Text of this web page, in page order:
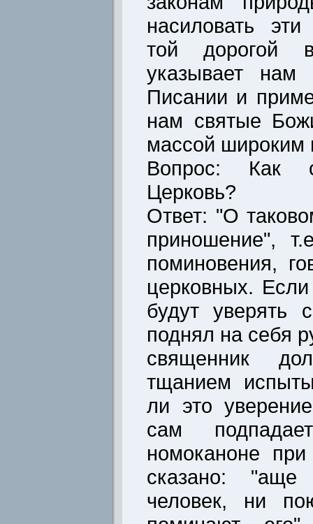
насиловать
той дорогой
указывает
Писании и
нам святые
массой широким
Вопрос: Как
Церковь?
Ответ: "О
приношение",
поминовения,
церковных.
будут уверять
поднял на себя
священник
тщанием
ли это
сам
номоканоне
сказано:
человек, ни